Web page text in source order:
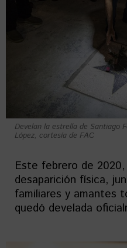
Develan la estrella de Santiago
López, cortesía de FAC
Este febrero de
desaparición física,
familiares y amantes
quedó develada